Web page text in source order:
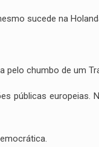
sucede na
pelo chumbo de um
públicas europeias.